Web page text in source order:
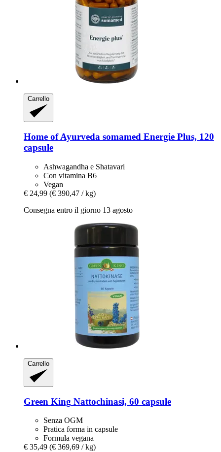
Carrello
Home of Ayurveda somamed Energie Plus, 120
capsule
Ashwagandha e Shatavari
Con vitamina B6
Vegan
€ 24,99 (€ 390,47 / kg)
Consegna entro il giorno 13 agosto
Carrello
Green King Nattochinasi, 60 capsule
Senza OGM
Pratica forma in capsule
Formula vegana
€ 35,49 (€ 369,69 / kg)